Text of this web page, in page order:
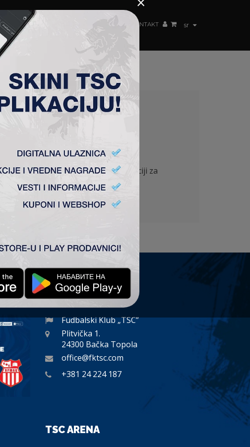
sr
ŽENSKI TIM KONTAKT
Srbije, najavljeno je na konferenciji za
KONTAKT
Fudbalski Klub „TSC”
Plitvička 1.
24300 Bačka Topola
office@fktsc.com
+381 24 224 187
TSC ARENA